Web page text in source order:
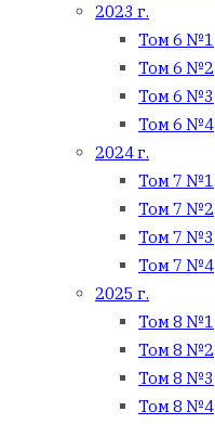
2023 г.
Том 6 №1
Том 6 №2
Том 6 №3
Том 6 №4
2024 г.
Том 7 №1
Том 7 №2
Том 7 №3
Том 7 №4
2025 г.
Том 8 №1
Том 8 №2
Том 8 №3
Том 8 №4